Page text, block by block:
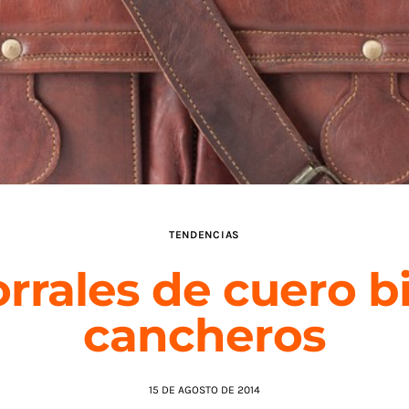
TENDENCIAS
de cuero
cancheros
15 DE AGOSTO DE 2014